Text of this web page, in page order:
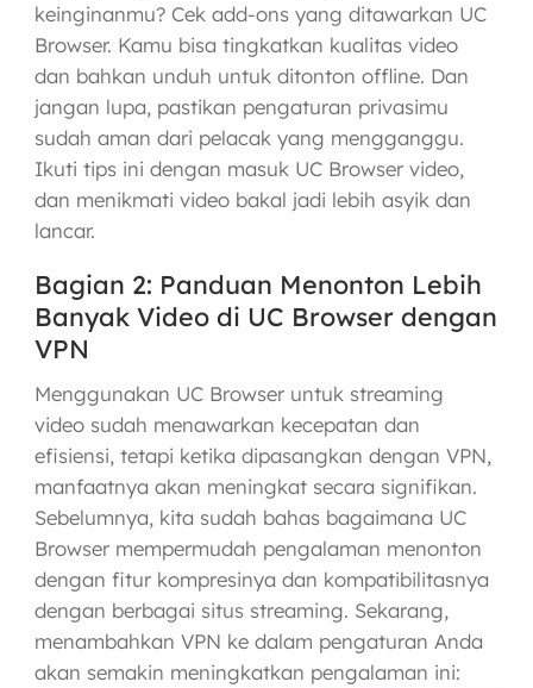
keinginanmu? Cek add-ons yang ditawarkan UC
Browser. Kamu bisa tingkatkan kualitas video
dan bahkan unduh untuk ditonton offline. Dan
jangan lupa, pastikan pengaturan privasimu
sudah aman dari pelacak yang mengganggu.
Ikuti tips ini dengan masuk UC Browser video,
dan menikmati video bakal jadi lebih asyik dan
lancar.
Bagian 2: Panduan Menonton Lebih
Banyak Video di UC Browser dengan
VPN
Menggunakan UC Browser untuk streaming
video sudah menawarkan kecepatan dan
efisiensi, tetapi ketika dipasangkan dengan VPN,
manfaatnya akan meningkat secara signifikan.
Sebelumnya, kita sudah bahas bagaimana UC
Browser mempermudah pengalaman menonton
dengan fitur kompresinya dan kompatibilitasnya
dengan berbagai situs streaming. Sekarang,
menambahkan VPN ke dalam pengaturan Anda
akan semakin meningkatkan pengalaman ini: